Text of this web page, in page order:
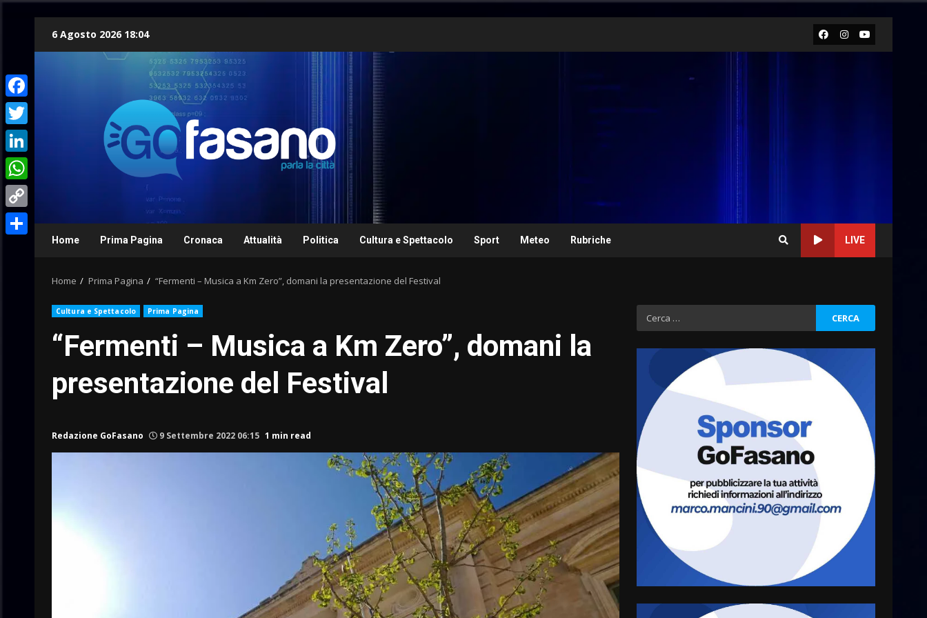
6 Agosto 2026 18:04 Facebook
Instagram
Youtube
Home Prima Pagina Cronaca Attualità Politica Cultura e Spettacolo Sport Meteo Rubriche LIVE
Home Prima Pagina “Fermenti – Musica a Km Zero”, domani la presentazione del Festival
Cultura e Spettacolo Prima Pagina
“Fermenti – Musica a Km Zero”, domani la
presentazione del Festival
Redazione GoFasano 9 Settembre 2022 06:15 1 min read
Ricerca
per:
cittadinanza attiva: online
l’avviso per la gestione
condivisa della Villetta di
6 Agosto 2026 06:20
La magia del Minareto e la
prima assoluta de “L’Albergo
Belvedere. Il rapimento”
Serie D, l’Us Fasano è
escluso dal campionato
5 Agosto 2026 17:30
Truffatori in azione nelle
Facebook
Twitter
LinkedIn
WhatsApp
Copy